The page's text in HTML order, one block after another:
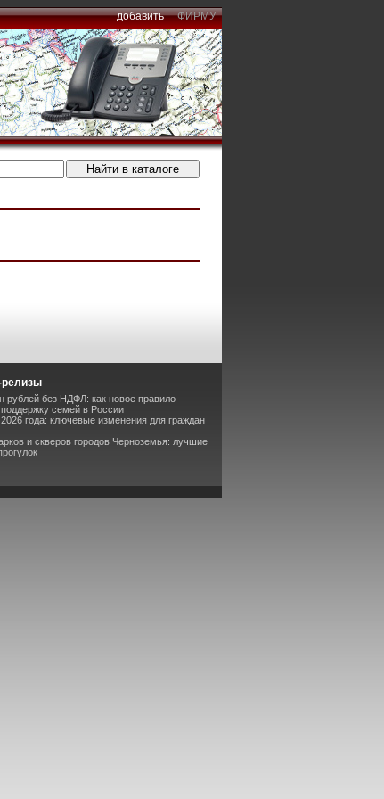
добавить ФИРМУ
релизы
рублей без НДФЛ: как новое правило
семей в России
года: ключевые изменения для граждан
и скверов городов Черноземья: лучшие